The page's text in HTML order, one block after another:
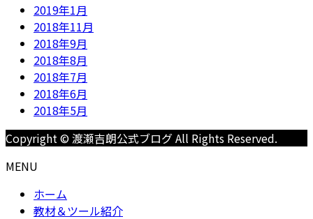
2019年1月
2018年11月
2018年9月
2018年8月
2018年7月
2018年6月
2018年5月
Copyright © 渡瀬吉朗公式ブログ All Rights Reserved.
MENU
ホーム
教材＆ツール紹介